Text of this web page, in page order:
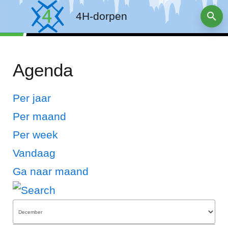
4H-dorpen
Agenda
Per jaar
Per maand
Per week
Vandaag
Ga naar maand